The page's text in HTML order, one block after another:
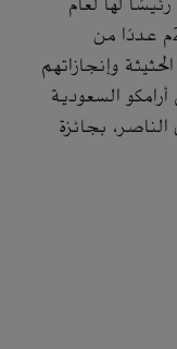
لها لعام
2019م. كما كرمت الجمعية في عام 2017م عددًا من
وإنجازاتهم
السعودية
الناصر، بجائزة